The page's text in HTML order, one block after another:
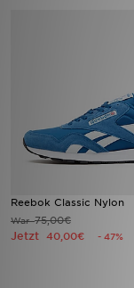
Reebok Classic Nylon
War75,00€
Jetzt 40,00€ - 47%
Lade Die APP
Geschenkkarte
Mein JD